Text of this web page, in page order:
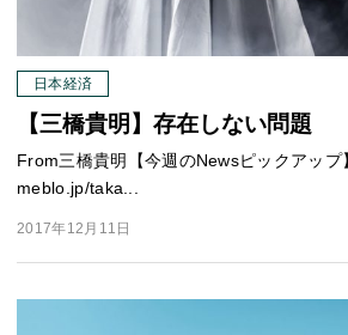
日本経済
【三橋貴明】存在しない問題
From三橋貴明【今週のNewsピックアッ
meblo.jp/taka...
2017年12月11日